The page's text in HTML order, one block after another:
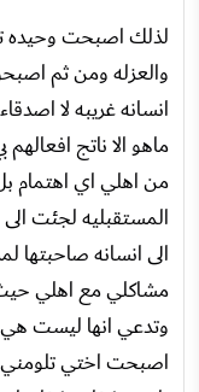
لذلك اصبحت وحيده
والعزله ومن ثم
انسانه غريبه لا
ماهو الا ناتج
من اهلي اي اهتمام
المستقبليه لجئت
الى انسانه صاحبتها
مشاكلي مع اهلي
وتدعي انها ليست
اصبحت اختي